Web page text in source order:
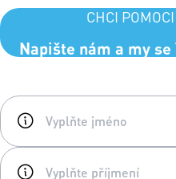
CHCI
Napište nám a my